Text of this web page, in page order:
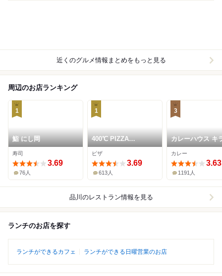
近くのグルメ情報まとめをもっと見る
周辺のお店ランキング
1
鮨 にし岡
寿司
3.69
76人
1
400℃ PIZZA
SHINAGAWA
ピザ
3.69
613人
3
カレーハウス キ
カレー
3.63
1191人
品川 のレストラン情報を見る
ランチのお店を探す
ランチができるカフェ ランチができる日曜営業のお店